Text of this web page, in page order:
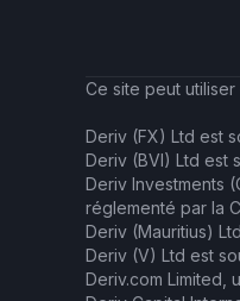
Ce site peut
Deriv (FX) Ltd est
Deriv (BVI) Ltd est
Deriv Investments
réglementé par la
Deriv (Mauritius)
Deriv (V) Ltd est
Deriv.com Limited,